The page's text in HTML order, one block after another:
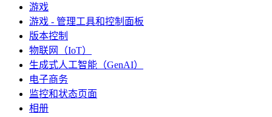
游戏
游戏 - 管理工具和控制面板
版本控制
物联网（IoT）
生成式人工智能（GenAI）
电子商务
监控和状态页面
相册